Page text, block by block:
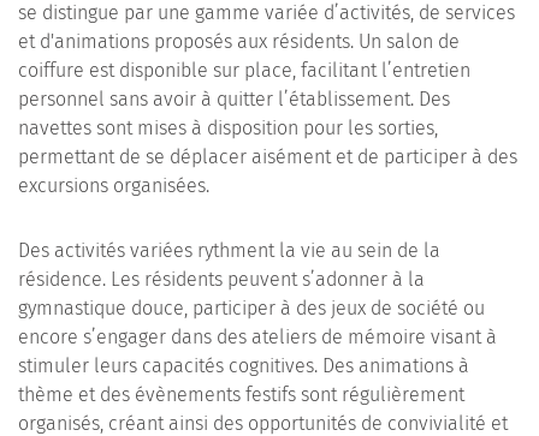
se distingue par une gamme variée d’activités, de services
et d'animations proposés aux résidents. Un salon de
coiffure est disponible sur place, facilitant l’entretien
personnel sans avoir à quitter l’établissement. Des
navettes sont mises à disposition pour les sorties,
permettant de se déplacer aisément et de participer à des
excursions organisées.
Des activités variées rythment la vie au sein de la
résidence. Les résidents peuvent s’adonner à la
gymnastique douce, participer à des jeux de société ou
encore s’engager dans des ateliers de mémoire visant à
stimuler leurs capacités cognitives. Des animations à
thème et des évènements festifs sont régulièrement
organisés, créant ainsi des opportunités de convivialité et